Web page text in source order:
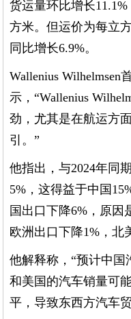
货运量环比增长
方米。但运价为每立
同比增长6.9%。
Wallenius Wilhelmsen
示，“Wallenius
劲，尤其是在航运方
引。”
他指出，与2024年同
5%，这得益于中国
国出口下降6%，原
欧洲出口下降1%，北
他解释称，“预计中国
和美国的汽车销量可
平，导致东西方汽车